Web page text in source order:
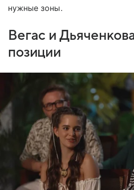
нужные зоны.
Вегас и
позиции